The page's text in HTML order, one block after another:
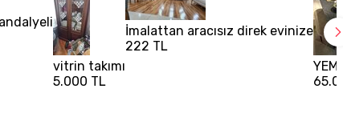
vitrin takımı
5.000 TL
İmalattan aracısız direk evinize
222 TL